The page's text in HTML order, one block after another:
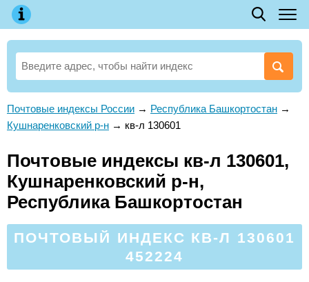
Почтовые индексы России → Республика Башкортостан →
Кушнаренковский р-н → кв-л 130601
Почтовые индексы кв-л 130601,
Кушнаренковский р-н,
Республика Башкортостан
ПОЧТОВЫЙ ИНДЕКС КВ-Л 130601
452224